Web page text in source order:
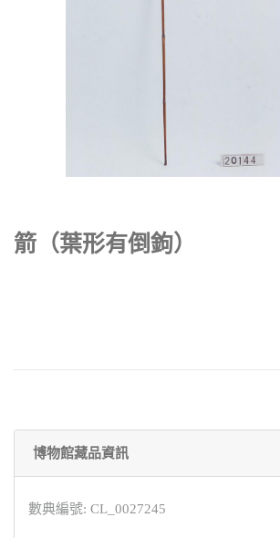
箭（葉形有倒鉤）
博物館藏品資訊
數典編號: CL_0027245